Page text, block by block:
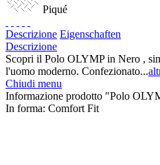
Piqué
Descrizione Eigenschaften
Descrizione
Scopri il Polo OLYMP in Nero ,
l'uomo moderno. Confezionato...
Chiudi menu
Informazione prodotto "Polo
In forma: Comfort Fit